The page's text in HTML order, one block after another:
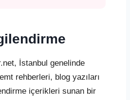
İstanbul genelinde
rehberleri, blog yazıları
içerikleri sunan bir